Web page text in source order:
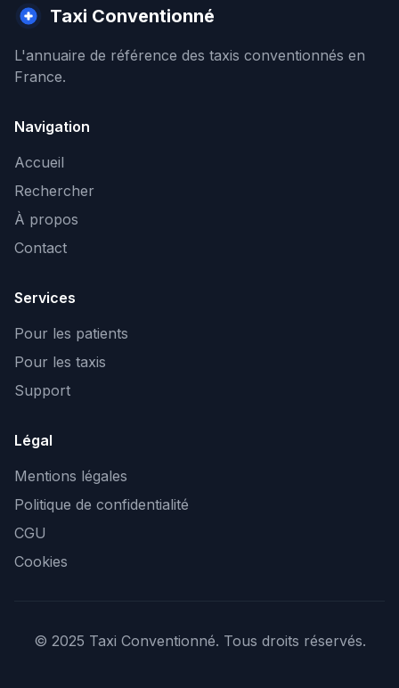
Taxi Conventionné
L'annuaire de référence des taxis conventionnés en
France.
Navigation
Accueil
Rechercher
À propos
Contact
Services
Pour les patients
Pour les taxis
Support
Légal
Mentions légales
Politique de confidentialité
CGU
Cookies
© 2025 Taxi Conventionné. Tous droits réservés.